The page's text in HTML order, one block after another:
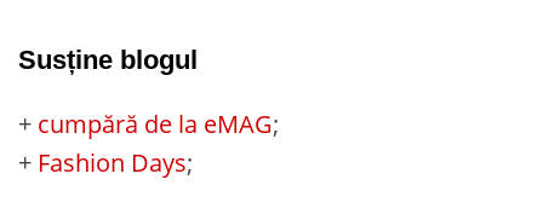
Susține blogul
+ cumpără de la eMAG;
+ Fashion Days;